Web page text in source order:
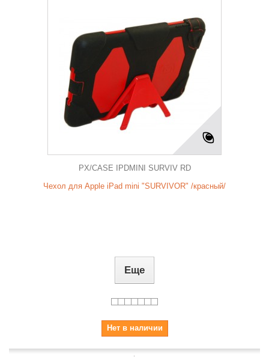
PX/CASE IPDMINI SURVIV RD
Чехол для Apple iPad mini "SURVIVOR" /красный/
Еще
Нет в наличии